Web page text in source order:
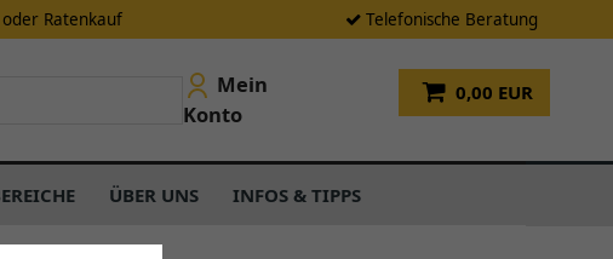
Ratenkauf Telefonische Beratung
0,00 EUR
Mein
Konto
ÜBER UNS INFOS & TIPPS